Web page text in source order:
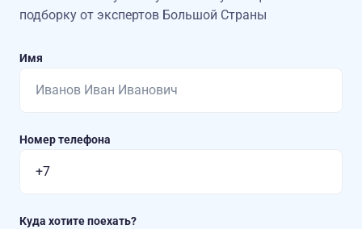
подборку от экспертов Большой Страны
Имя
Номер телефона
Куда хотите поехать?